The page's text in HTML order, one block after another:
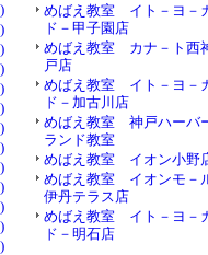
めばえ教室 イト－ヨ－
ド－甲子園店
めばえ教室 カナ－ト西
戸店
めばえ教室 イト－ヨ－
ド－加古川店
めばえ教室 神戸ハーバ
ランド教室
めばえ教室 イオン小野
めばえ教室 イオンモ－
伊丹テラス店
めばえ教室 イト－ヨ－
ド－明石店